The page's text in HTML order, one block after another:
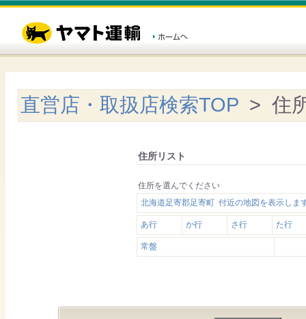
直営店・取扱店検索TOP > 住
住所リスト
住所を選んでください
北海道足寄郡足寄町 付近の地図を表示しま
あ行 か行 さ行 た行
常盤